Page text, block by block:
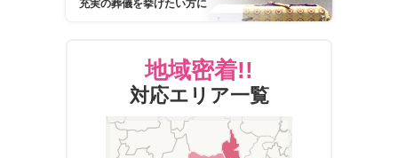
充実の葬儀を挙げたい方に
地域密着!!
対応エリア一覧